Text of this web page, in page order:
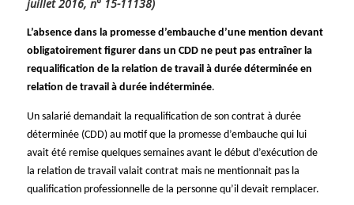
juillet 2016, n° 15-11138)
L’absence dans la promesse d’embauche d’une mention devant
obligatoirement figurer dans un CDD ne peut pas entraîner la
requalification de la relation de travail à durée déterminée en
relation de travail à durée indéterminée.
Un salarié demandait la requalification de son contrat à durée
déterminée (CDD) au motif que la promesse d’embauche qui lui
avait été remise quelques semaines avant le début d’exécution de
la relation de travail valait contrat mais ne mentionnait pas la
qualification professionnelle de la personne qu’il devait remplacer.